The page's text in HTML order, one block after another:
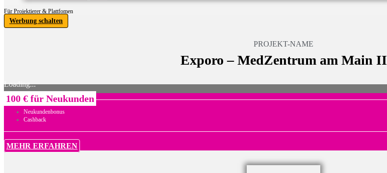
Für Projektierer & Plattfomen
Werbung schalten
PROJEKT-NAME
Exporo – MedZentrum am Main II
Loading...
100 € für Neukunden
Neukundenbonus
Cashback
MEHR ERFAHREN